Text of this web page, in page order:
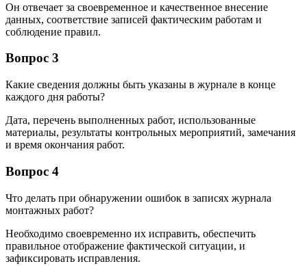
Он отвечает за своевременное и качественное внесение
данных, соответствие записей фактическим работам и
соблюдение правил.
Вопрос 3
Какие сведения должны быть указаны в журнале в конце
каждого дня работы?
Дата, перечень выполненных работ, использованные
материалы, результаты контрольных мероприятий, замечания
и время окончания работ.
Вопрос 4
Что делать при обнаружении ошибок в записях журнала
монтажных работ?
Необходимо своевременно их исправить, обеспечить
правильное отображение фактической ситуации, и
зафиксировать исправления.